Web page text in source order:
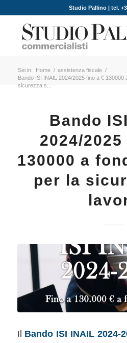
Studio Pallino | tel.
Sei in: Home / assistenza fiscale /
Bando ISI INAIL 2024/2025 fino a € 130000
sicurezza s...
Bando
2024/
130000 a
per la
Il Bando ISI INAIL 2024-